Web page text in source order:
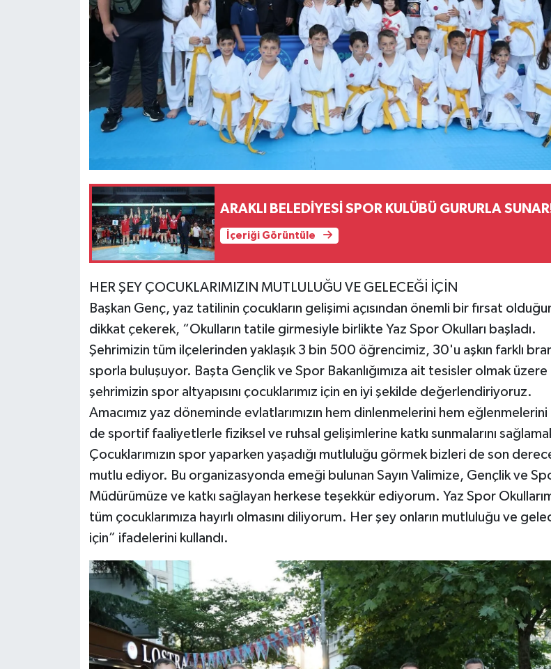
ARAKLI BELEDİYESİ SPOR KULÜBÜ GURURLA
İçeriği Görüntüle
HER ŞEY ÇOCUKLARIMIZIN MUTLULUĞU VE GELECEĞİ İÇİN
Başkan Genç, yaz tatilinin çocukların gelişimi açısından önemli bir fırsat
dikkat çekerek, “Okulların tatile girmesiyle birlikte Yaz Spor Okulları başladı.
Şehrimizin tüm ilçelerinden yaklaşık 3 bin 500 öğrencimiz, 30'u aşkın farklı
sporla buluşuyor. Başta Gençlik ve Spor Bakanlığımıza ait tesisler olmak üzere
şehrimizin spor altyapısını çocuklarımız için en iyi şekilde değerlendiriyoruz.
Amacımız yaz döneminde evlatlarımızın hem dinlenmelerini hem eğlenmelerini
de sportif faaliyetlerle fiziksel ve ruhsal gelişimlerine katkı sunmalarını
Çocuklarımızın spor yaparken yaşadığı mutluluğu görmek bizleri de son
mutlu ediyor. Bu organizasyonda emeği bulunan Sayın Valimize, Gençlik ve
Müdürümüze ve katkı sağlayan herkese teşekkür ediyorum. Yaz Spor
tüm çocuklarımıza hayırlı olmasını diliyorum. Her şey onların mutluluğu ve
için” ifadelerini kullandı.